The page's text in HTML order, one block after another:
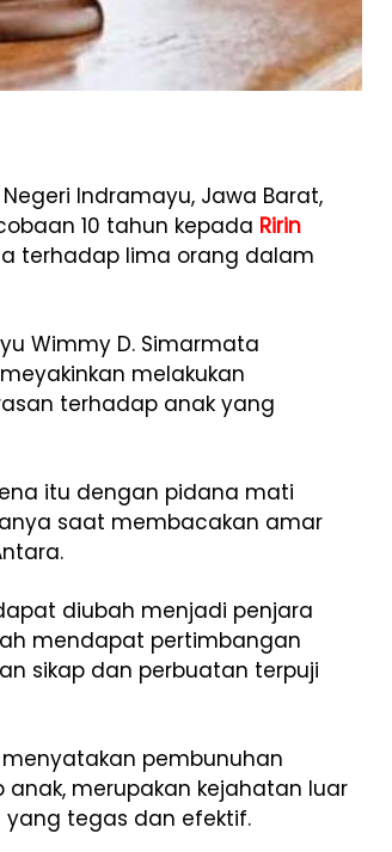
Indramayu, Jawa Barat,
10 tahun kepada Ririn
terhadap lima orang dalam
Wimmy D. Simarmata
melakukan
terhadap anak yang
itu dengan pidana mati
saat membacakan amar
diubah menjadi penjara
mendapat pertimbangan
sikap dan perbuatan terpuji
pembunuhan
merupakan kejahatan luar
yang tegas dan efektif.